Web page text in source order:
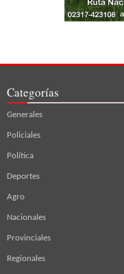
Categorías
Generales
Policiales
Política
Deportes
Agro
Nacionales
Provinciales
Regionales